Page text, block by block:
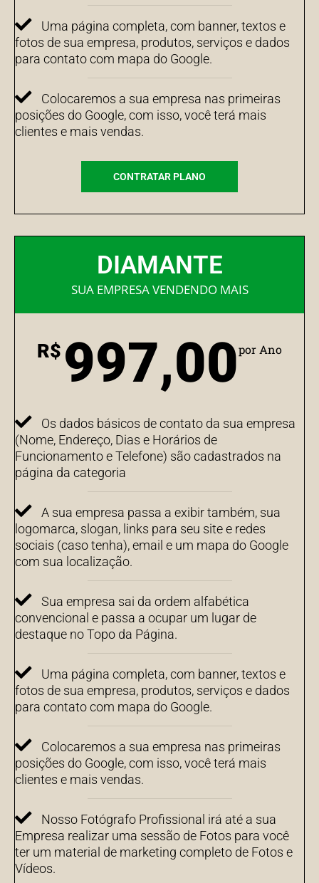
Uma página completa, com banner, textos e
fotos de sua empresa, produtos, serviços e dados
para contato com mapa do Google.
Colocaremos a sua empresa nas primeiras
posições do Google, com isso, você terá mais
clientes e mais vendas.
CONTRATAR PLANO
DIAMANTE
SUA EMPRESA VENDENDO MAIS
R$ 997,00por Ano
Os dados básicos de contato da sua empresa
(Nome, Endereço, Dias e Horários de
Funcionamento e Telefone) são cadastrados na
página da categoria
A sua empresa passa a exibir também, sua
logomarca, slogan, links para seu site e redes
sociais (caso tenha), email e um mapa do Google
com sua localização.
Sua empresa sai da ordem alfabética
convencional e passa a ocupar um lugar de
destaque no Topo da Página.
Uma página completa, com banner, textos e
fotos de sua empresa, produtos, serviços e dados
para contato com mapa do Google.
Colocaremos a sua empresa nas primeiras
posições do Google, com isso, você terá mais
clientes e mais vendas.
Nosso Fotógrafo Profissional irá até a sua
Empresa realizar uma sessão de Fotos para você
ter um material de marketing completo de Fotos e
Vídeos.